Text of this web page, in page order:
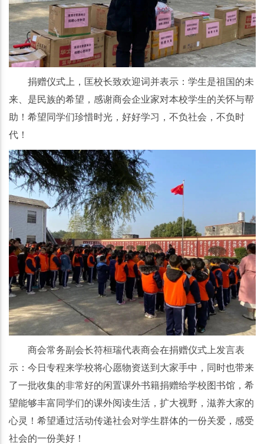
捐赠仪式上，匡校长致欢迎词并表示：学生是祖国的未
来、是民族的希望，感谢商会企业家对本校学生的关怀与帮
助！希望同学们珍惜时光，好好学习，不负社会，不负时
代！
商会常务副会长符桓瑞代表商会在捐赠仪式上发言表
示：今日专程来学校将心愿物资送到大家手中，同时也带来
了一批收集的非常好的闲置课外书籍捐赠给学校图书馆，希
望能够丰富同学们的课外阅读生活，扩大视野，滋养大家的
心灵！希望通过活动传递社会对学生群体的一份关爱，感受
社会的一份美好！